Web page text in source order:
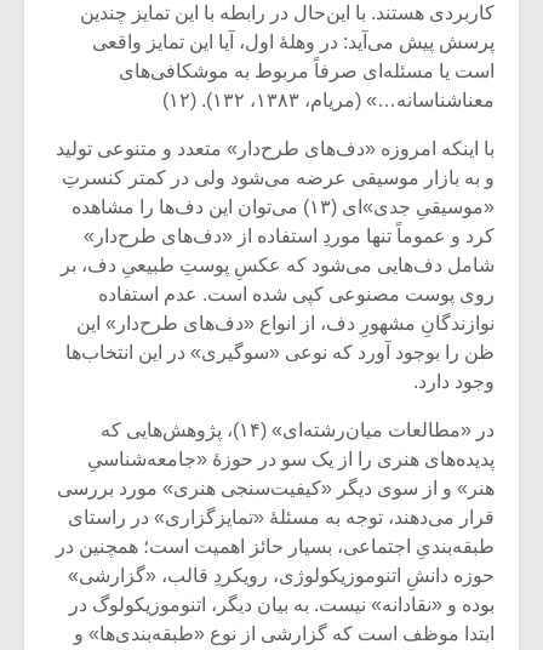
کاربردی هستند. با این‌حال در رابطه با این تمایز چندین
پرسش پیش می‌آید: در وهلۀ اول، آیا این تمایز واقعی
است یا مسئله‌ای صرفاً مربوط به موشکافی‌های
معناشناسانه…» (مریام، ۱۳۸۳، ۱۳۲). (۱۲)
با اینکه امروزه «دف‌های طرح‌دار» متعدد و متنوعی تولید
و به بازار موسیقی عرضه می‌شود ولی در کمتر کنسرتِ
«موسیقیِ جدی»ای (۱۳) می‌توان این دف‌ها را مشاهده
کرد و عموماً تنها موردِ استفاده از «دف‌های طرح‌دار»
شامل دف‌هایی می‌شود که عکسِ پوستِ طبیعیِ دف، بر
روی پوست مصنوعی کپی شده است. عدم استفاده
نوازندگانِ مشهورِ دف، از انواع «دف‌های طرح‌دار» این
ظن را بوجود آورد که نوعی «سوگیری» در این انتخاب‌ها
وجود دارد.
در «مطالعات میان‌رشته‌ای» (۱۴)، پژوهش‌هایی که
پدیده‌های هنری را از یک سو در حوزۀ «جامعه‌شناسیِ
هنر» و از سوی دیگر «کیفیت‌سنجی هنری» مورد بررسی
قرار می‌دهند، توجه به مسئلۀ «تمایزگزاری» در راستای
طبقه‌بندیِ اجتماعی، بسیار حائز اهمیت است؛ همچنین در
حوزه دانشِ اتنوموزیکولوژی، رویکردِ قالب، «گزارشی»
بوده و «نقادانه» نیست. به بیان دیگر، اتنوموزیکولوگ در
ابتدا موظف است که گزارشی از نوع «طبقه‌بندی‌ها» و
میکلوش روژا موریس ژار